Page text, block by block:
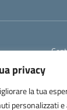
privacy
la tua
personalizzati